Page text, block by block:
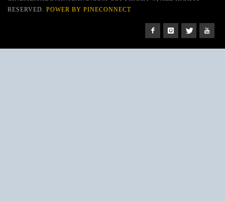
RESERVED. POWER BY PINECONNECT